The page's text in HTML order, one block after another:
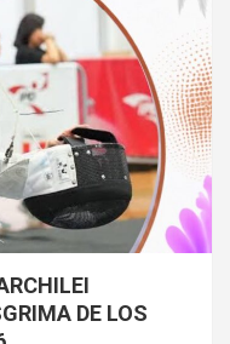
DE LOS